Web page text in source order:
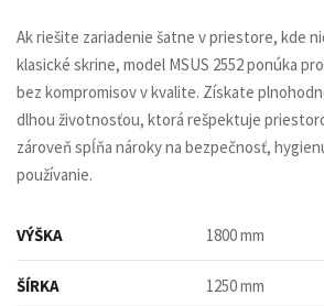
Ak riešite zariadenie šatne v priestore, kde
klasické skrine, model MSUS 2552 ponúka
bez kompromisov v kvalite. Získate
dlhou životnosťou, ktorá rešpektuje
zároveň spĺňa nároky na bezpečnosť,
používanie.
VÝŠKA 1800 mm
ŠÍRKA 1250 mm